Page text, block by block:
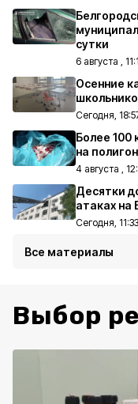
сутки
6 августа ,
Осенние
Сегодня,
Более 100
на
4 августа ,
Десятки
атаках на
Сегодня, 11:33
Все материалы
Выбор